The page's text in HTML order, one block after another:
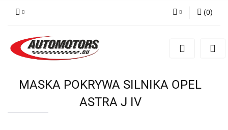
Zarejestruj się
(0)
MASKA POKRYWA SILNIKA OPEL
ASTRA J IV